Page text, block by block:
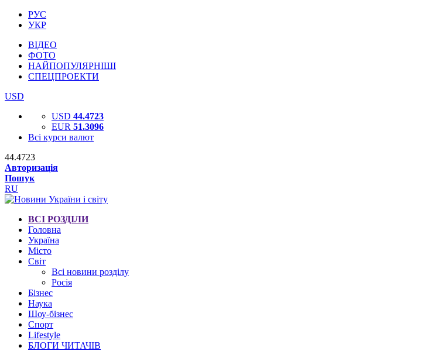
РУС
УКР
ВІДЕО
ФОТО
НАЙПОПУЛЯРНІШІ
СПЕЦПРОЕКТИ
USD
USD 44.4723
EUR 51.3096
Всі курси валют
44.4723
Авторизація
Пошук
RU
ВСІ РОЗДІЛИ
Головна
Україна
Місто
Світ
Всі новини розділу
Росія
Бізнес
Наука
Шоу-бізнес
Спорт
Lifestyle
БЛОГИ ЧИТАЧІВ